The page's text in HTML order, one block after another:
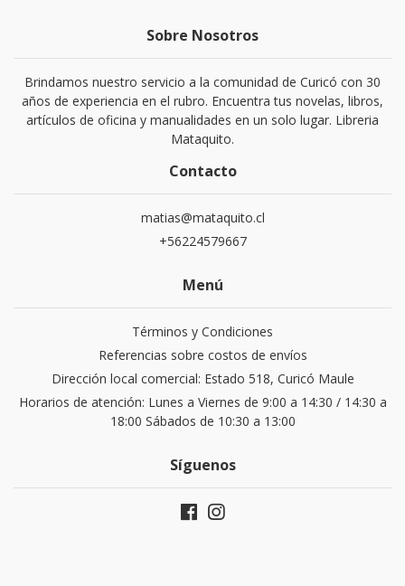
Sobre Nosotros
Brindamos nuestro servicio a la comunidad de Curicó con 30
años de experiencia en el rubro. Encuentra tus novelas, libros,
artículos de oficina y manualidades en un solo lugar. Libreria
Mataquito.
Contacto
matias@mataquito.cl
+56224579667
Menú
Términos y Condiciones
Referencias sobre costos de envíos
Dirección local comercial: Estado 518, Curicó Maule
Horarios de atención: Lunes a Viernes de 9:00 a 14:30 / 14:30 a
18:00 Sábados de 10:30 a 13:00
Síguenos